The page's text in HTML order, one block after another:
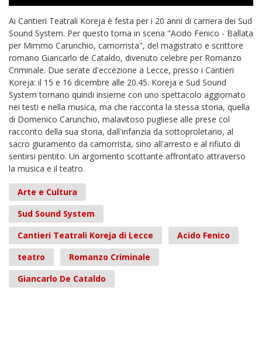
Ai Cantieri Teatrali Koreja è festa per i 20 anni di carriera dei Sud
Sound System. Per questo torna in scena "Acido Fenico - Ballata
per Mimmo Carunchio, camorrista", del magistrato e scrittore
romano Giancarlo de Cataldo, divenuto celebre per Romanzo
Criminale. Due serate d'eccezione a Lecce, presso i Cantieri
Koreja: il 15 e 16 dicembre alle 20.45. Koreja e Sud Sound
System tornano quindi insieme con uno spettacolo aggiornato
nei testi e nella musica, ma che racconta la stessa storia, quella
di Domenico Carunchio, malavitoso pugliese alle prese col
racconto della sua storia, dall'infanzia da sottoproletario, al
sacro giuramento da camorrista, sino all'arresto e al rifiuto di
sentirsi pentito. Un argomento scottante affrontato attraverso
la musica e il teatro.
Arte e Cultura
Sud Sound System
Cantieri Teatrali Koreja di Lecce
Acido Fenico
teatro
Romanzo Criminale
Giancarlo De Cataldo